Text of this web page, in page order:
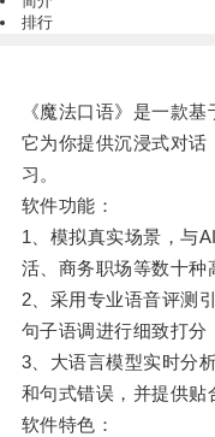
排行
《魔法口语》是一款
它为你提供沉浸式对话
习。
软件功能：
1、模拟真实场景，与
活、商务职场等数十种
2、采用专业语音评测
句子语调进行细致打分
3、大语言模型实时分
和句式错误，并提供贴
软件特色：